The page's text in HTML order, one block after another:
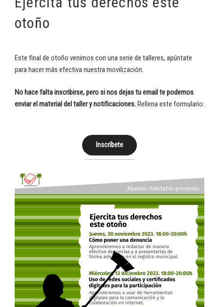
otoño
Este final de otoño venimos con una serie de talleres, apúntate
para hacer más efectiva nuestra movilización.
No hace falta inscribirse, pero si nos dejas tu email te podemos
enviar el material del taller y notificaciones.Rellena este formulario:
Inscríbete